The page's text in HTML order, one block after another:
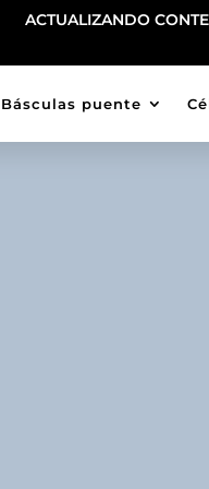
ACTUALIZANDO
Básculas puente